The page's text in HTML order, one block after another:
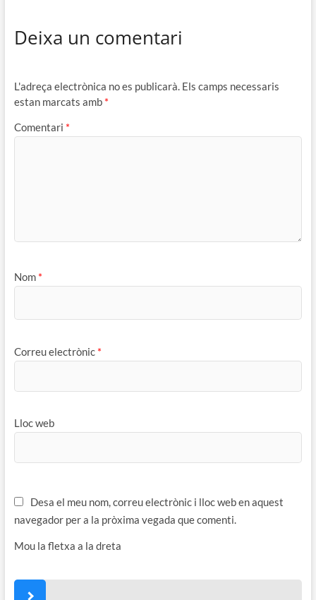
Deixa un comentari
L'adreça electrònica no es publicarà. Els camps necessaris
estan marcats amb *
Comentari *
Nom *
Correu electrònic *
Lloc web
Desa el meu nom, correu electrònic i lloc web en aquest
navegador per a la pròxima vegada que comenti.
Mou la fletxa a la dreta